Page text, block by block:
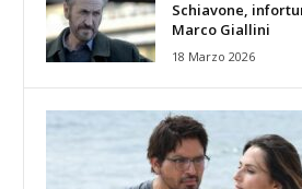
Schiavone,
Marco Giallini
18 Marzo 2026